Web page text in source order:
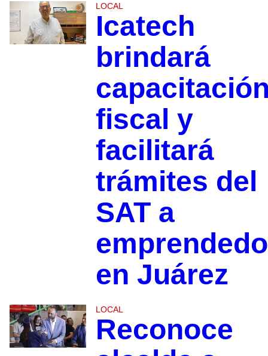
LOCAL
Icatech
brindará
fiscal y
facilitará
trámites del
SAT a
en Juárez
LOCAL
Reconoce